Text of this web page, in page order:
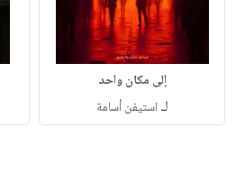
إلى مكان واحد
لـ استيفن أسامة